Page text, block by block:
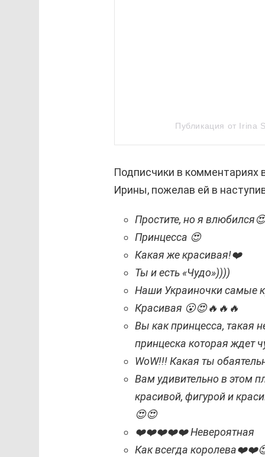
Публикация от Irina
Подписчики в комментариях
Ирины, пожелав ей в
Простите, но я
Принцесса 😍
Какая же красивая!❤️
Ты и есть «Чудо»))))
Наши Украиночки самые
Красивая 😮😍🔥🔥🔥
Вы как принцесса, такая
принцеска которая ждет
WoW!!! Какая ты
Вам удивительно в этом
красивой, фигурой и
😍😍
❤️❤️❤️❤️❤️ Невероятная
Как всегда